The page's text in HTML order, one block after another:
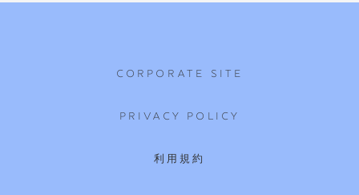
CORPORATE SITE
PRIVACY POLICY
利用規約